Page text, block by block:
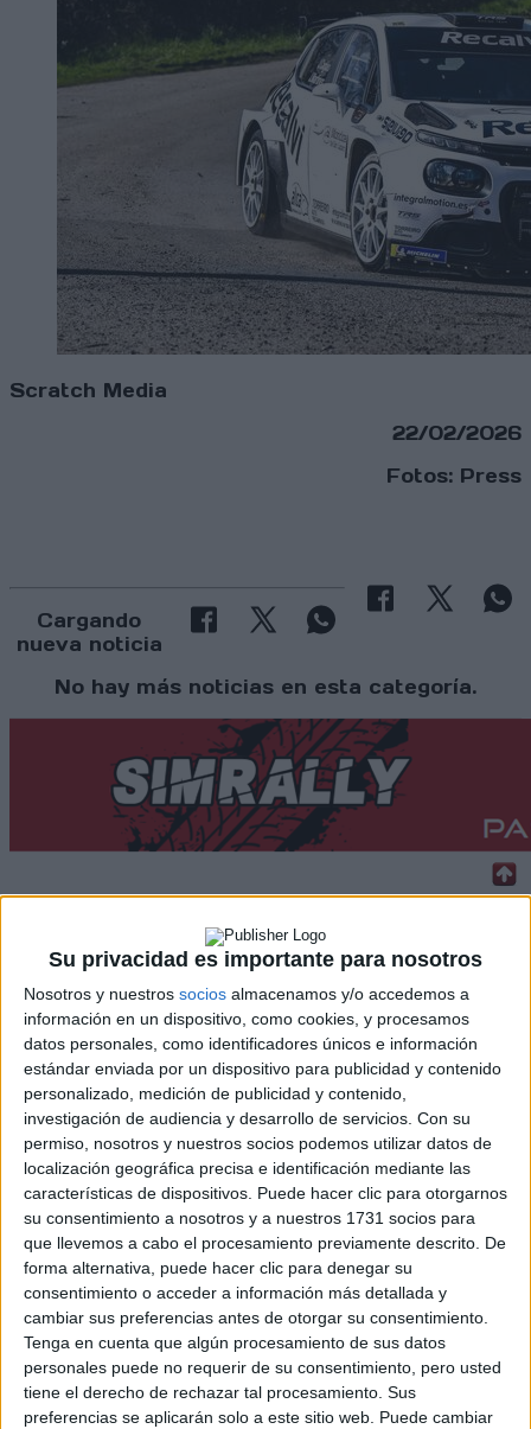
Su privacidad es importante para nosotros
Nosotros y nuestros socios almacenamos y/o accedemos a
información en un dispositivo, como cookies, y procesamos
datos personales, como identificadores únicos e información
estándar enviada por un dispositivo para publicidad y contenido
personalizado, medición de publicidad y contenido,
investigación de audiencia y desarrollo de servicios. Con su
permiso, nosotros y nuestros socios podemos utilizar datos de
localización geográfica precisa e identificación mediante las
características de dispositivos. Puede hacer clic para otorgarnos
su consentimiento a nosotros y a nuestros 1731 socios para
que llevemos a cabo el procesamiento previamente descrito. De
forma alternativa, puede hacer clic para denegar su
consentimiento o acceder a información más detallada y
cambiar sus preferencias antes de otorgar su consentimiento.
Tenga en cuenta que algún procesamiento de sus datos
personales puede no requerir de su consentimiento, pero usted
tiene el derecho de rechazar tal procesamiento. Sus
preferencias se aplicarán solo a este sitio web. Puede cambiar
Scratch Media
22/02/2026
Fotos: Press
Cargando
nueva noticia
No hay más noticias en esta categoría.
WRC
S-CER
ERC
CERA
CERT
Internacionales
Campeonatos Autonómicos
Históricos
Dakar
RallyCross
Circuitos
F1
Fórmula E
F2 / F3 / F4
Resistencia
Indycar
Otros